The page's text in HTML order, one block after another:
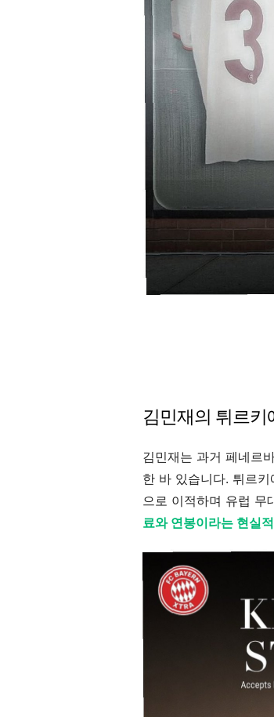
김민재의 튀르키
김민재는 과거 페네르
한 바 있습니다. 튀르
으로 이적하며 유럽 무
료와 연봉이라는 현실